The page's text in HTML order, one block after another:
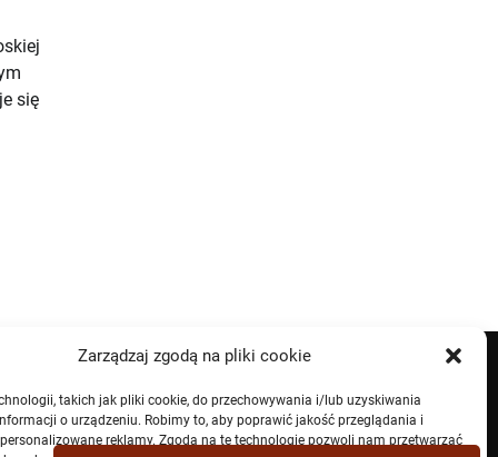
Zarządzaj zgodą na pliki cookie
takich jak pliki cookie, do przechowywania i/lub uzyskiwania
o urządzeniu. Robimy to, aby poprawić jakość przeglądania i
reklamy. Zgoda na te technologie pozwoli nam przetwarzać
się